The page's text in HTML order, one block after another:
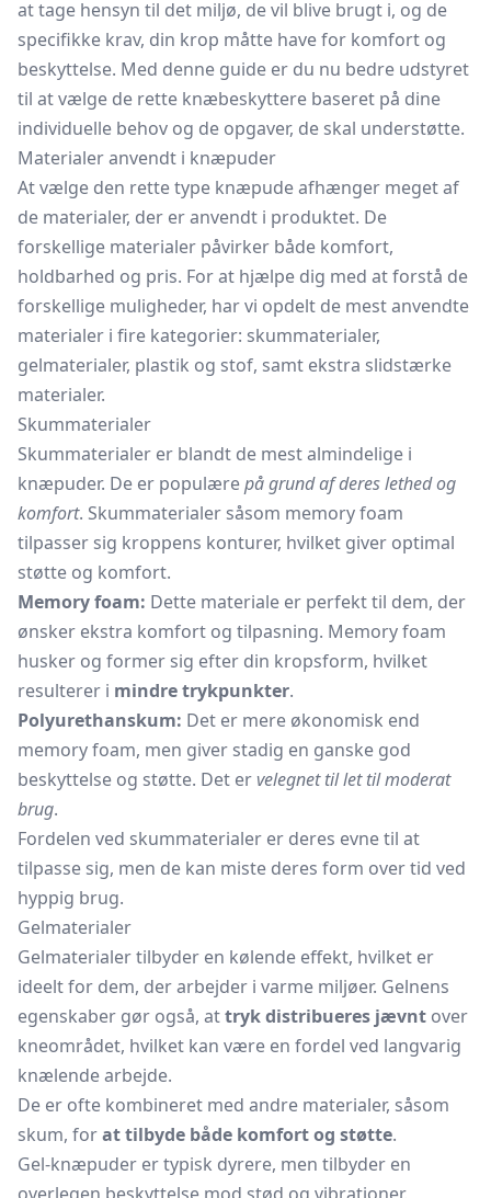
at tage hensyn til det miljø, de vil blive brugt i, og de
specifikke krav, din krop måtte have for komfort og
beskyttelse. Med denne guide er du nu bedre udstyret
til at vælge de rette knæbeskyttere baseret på dine
individuelle behov og de opgaver, de skal understøtte.
Materialer anvendt i knæpuder
At vælge den rette type knæpude afhænger meget af
de materialer, der er anvendt i produktet. De
forskellige materialer påvirker både komfort,
holdbarhed og pris. For at hjælpe dig med at forstå de
forskellige muligheder, har vi opdelt de mest anvendte
materialer i fire kategorier: skummaterialer,
gelmaterialer, plastik og stof, samt ekstra slidstærke
materialer.
Skummaterialer
Skummaterialer er blandt de mest almindelige i
knæpuder. De er populærepå grund af deres lethed og
komfort. Skummaterialer såsom memory foam
tilpasser sig kroppens konturer, hvilket giver optimal
støtte og komfort.
Memory foam: Dette materiale er perfekt til dem, der
ønsker ekstra komfort og tilpasning. Memory foam
husker og former sig efter din kropsform, hvilket
resulterer i mindre trykpunkter.
Polyurethanskum: Det er mere økonomisk end
memory foam, men giver stadig en ganske god
beskyttelse og støtte. Det ervelegnet til let til moderat
brug.
Fordelen ved skummaterialer er deres evne til at
tilpasse sig, men de kan miste deres form over tid ved
hyppig brug.
Gelmaterialer
Gelmaterialer tilbyder en kølende effekt, hvilket er
ideelt for dem, der arbejder i varme miljøer. Gelnens
egenskaber gør også, attryk distribueres jævnt over
kneområdet, hvilket kan være en fordel ved langvarig
knælende arbejde.
De er ofte kombineret med andre materialer, såsom
skum, forat tilbyde både komfort og støtte.
Gel-knæpuder er typisk dyrere, men tilbyder en